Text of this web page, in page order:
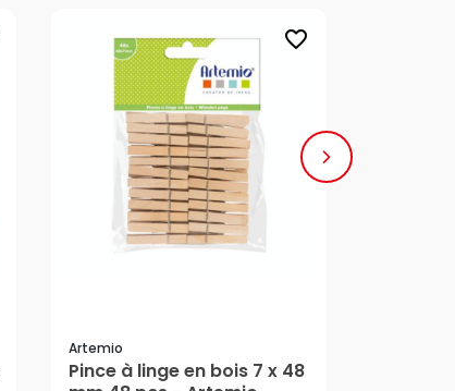
favorite_border
Artemio
Pince à linge en bois 7 x 48